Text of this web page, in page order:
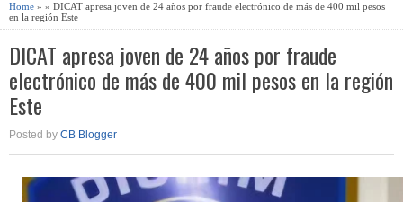
Home » » DICAT apresa joven de 24 años por fraude electrónico de más de 400 mil pesos
en la región Este
DICAT apresa joven de 24 años por fraude
electrónico de más de 400 mil pesos en la región
Este
Posted by CB Blogger